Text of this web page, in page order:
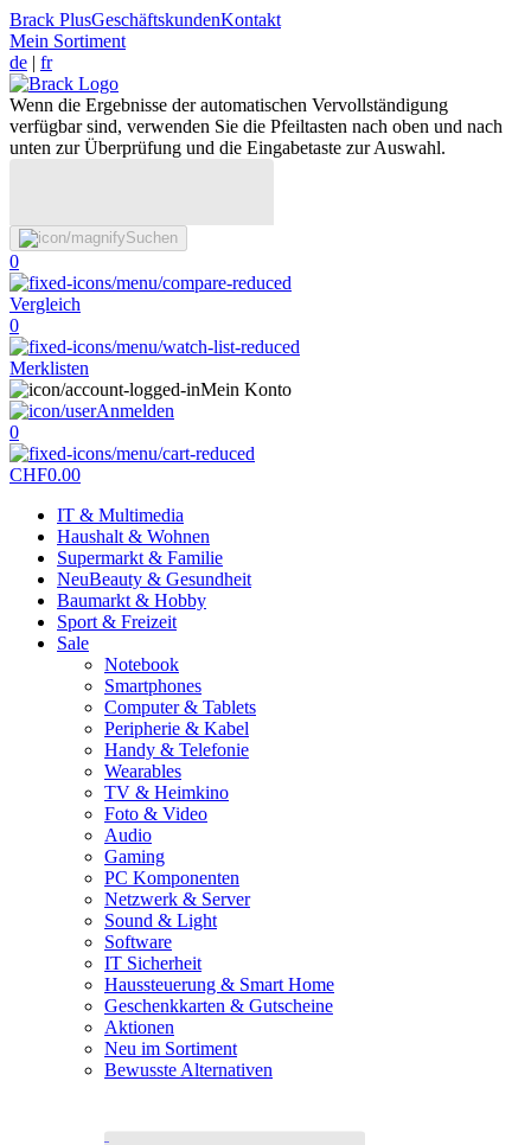
Brack PlusGeschäftskundenKontakt
Mein Sortiment
de | fr
Wenn die Ergebnisse der automatischen Vervollständigung
verfügbar sind, verwenden Sie die Pfeiltasten nach oben und nach
unten zur Überprüfung und die Eingabetaste zur Auswahl.
Suchen
0
Vergleich
0
Merklisten
Mein Konto
Anmelden
0
CHF0.00
IT & Multimedia
Haushalt & Wohnen
Supermarkt & Familie
NeuBeauty & Gesundheit
Baumarkt & Hobby
Sport & Freizeit
Sale
Notebook
Smartphones
Computer & Tablets
Peripherie & Kabel
Handy & Telefonie
Wearables
TV & Heimkino
Foto & Video
Audio
Gaming
PC Komponenten
Netzwerk & Server
Sound & Light
Software
IT Sicherheit
Haussteuerung & Smart Home
Geschenkkarten & Gutscheine
Aktionen
Neu im Sortiment
Bewusste Alternativen